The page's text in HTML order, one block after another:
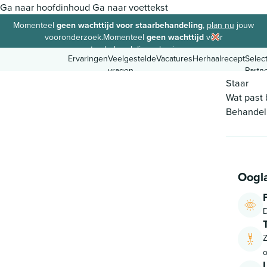
Ga naar hoofdinhoudGa naar voettekst
Momenteel geen wachttijd voor staarbehandeling, plan nu jouw
vooronderzoek.Momenteel geen wachttijdvoor
staarbehandeling,plan in.
ErvaringenVeelgestelde
vragen
VacaturesHerhaalrecept
Staar
Wat past